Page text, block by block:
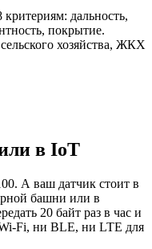
дальность,
покрытие.
хозяйства, ЖКХ
в IoT
А ваш датчик стоит в
башни или в
20 байт раз в час и
Fi, ни BLE, ни LTE для